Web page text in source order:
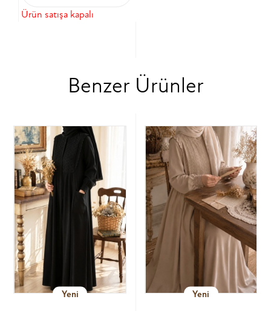
Ürün satışa kapalı
Benzer Ürünler
Yeni Yeni